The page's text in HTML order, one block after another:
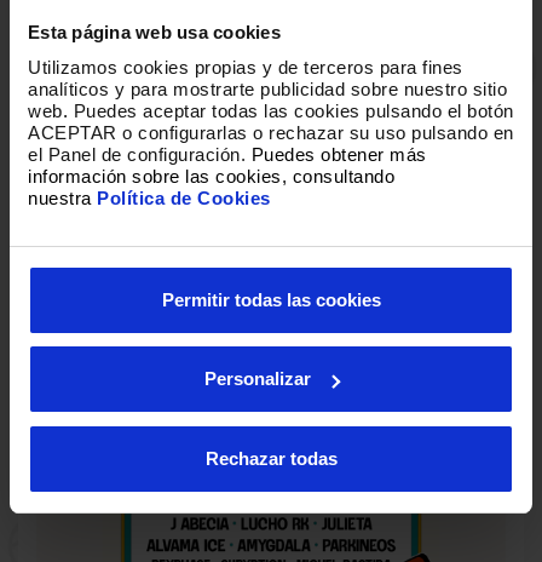
Esta página web usa cookies
Utilizamos cookies propias y de terceros para fines
analíticos y para mostrarte publicidad sobre nuestro sitio
web. Puedes aceptar todas las cookies pulsando el botón
ACEPTAR o configurarlas o rechazar su uso pulsando en
el Panel de configuración. Puedes obtener más
información sobre las cookies, consultando
nuestra Política de Cookies
Permitir todas las cookies
Personalizar
Rechazar todas
CULTURAL
POLÍTICA DE MENORES
MENORES CON 16 y 17 AÑOS CON
AUTORIZACIÓN FIRMADA POR
PADRE/MADRE/TUTOR LEGAL(DESCARGA
AQUÍ).
MENORES DE 16 AÑOS ACOMPAÑADOS Y CON
AUTORIZACIÓN FIRMADA(descarga aquí).